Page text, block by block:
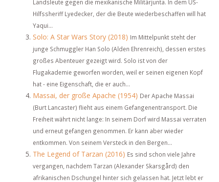
Landsleute gegen die mexikanische Militärjunta. In dem US-
Hilfssheriff Lyedecker, der die Beute wiederbeschaffen will hat
Yaqui...
Solo: A Star Wars Story (2018) Im Mittelpunkt steht der
junge Schmuggler Han Solo (Alden Ehrenreich), dessen erstes
großes Abenteuer gezeigt wird. Solo ist von der
Flugakademie geworfen worden, weil er seinen eigenen Kopf
hat - eine Eigenschaft, die er auch...
Massai, der große Apache (1954) Der Apache Massai
(Burt Lancaster) flieht aus einem Gefangenentransport. Die
Freiheit währt nicht lange: In seinem Dorf wird Massai verraten
und erneut gefangen genommen. Er kann aber wieder
entkommen. Von seinem Versteck in den Bergen...
The Legend of Tarzan (2016) Es sind schon viele Jahre
vergangen, nachdem Tarzan (Alexander Skarsgård) den
afrikanischen Dschungel hinter sich gelassen hat. Jetzt lebt er